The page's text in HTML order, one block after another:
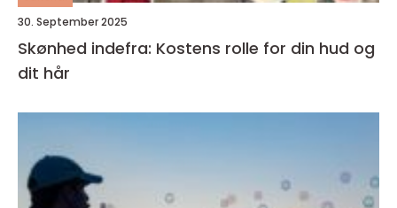
30. September 2025
Skønhed indefra: Kostens rolle for din hud og
dit hår